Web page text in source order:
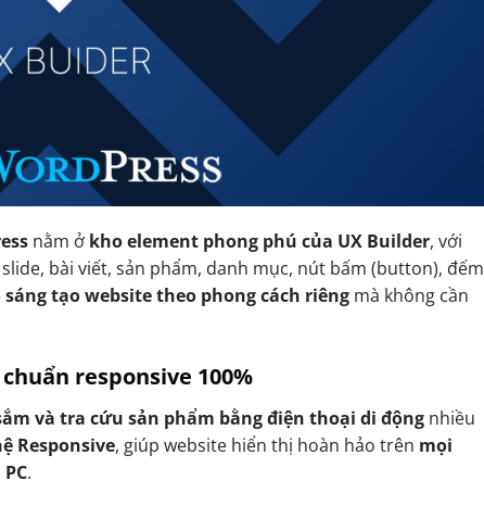
nằm ở kho element phong phú của UX Builder, với
bài viết, sản phẩm, danh mục, nút bấm (button), đếm
tạo website theo phong cách riêng mà không cần
responsive 100%
và tra cứu sản phẩm bằng điện thoại di động nhiều
Responsive, giúp website hiển thị hoàn hảo trên mọi
.